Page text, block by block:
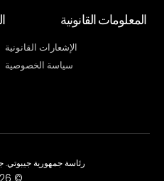
المعلومات القانونية
الإشعارات القانونية
سياسة الخصوصية
رئاسة جمهورية
© 2026